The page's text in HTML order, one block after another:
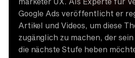
Google Ads veröffentlicht er
Artikel und Videos, um diese
zugänglich zu machen, der
die nächste Stufe heben